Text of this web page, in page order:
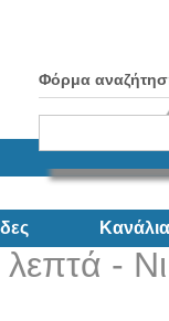
Φόρμα
Κανάλια
-